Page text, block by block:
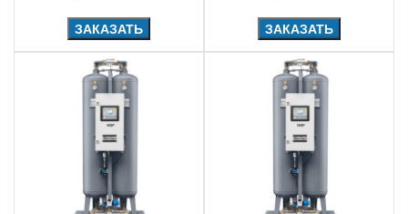
ЗАКАЗАТЬ ЗАКАЗАТЬ